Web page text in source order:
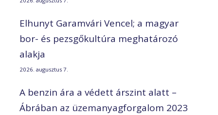
Elhunyt Garamvári Vencel; a magyar
bor- és pezsgőkultúra meghatározó
alakja
2026. augusztus 7.
A benzin ára a védett árszint alatt –
Ábrában az üzemanyagforgalom 2023